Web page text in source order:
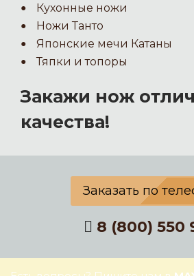
Кухонные ножи
Ножи Танто
Японские мечи Катаны
Тяпки и топоры
Закажи нож
качества!
Заказать по
8 (800) 550